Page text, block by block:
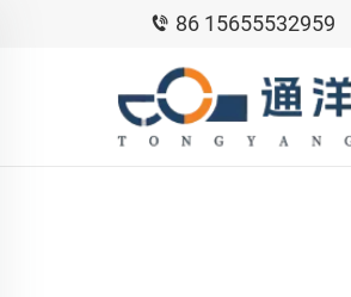
86 15655532959